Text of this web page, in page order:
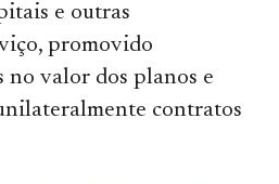
e outras
promovido
no valor dos planos e
contratos